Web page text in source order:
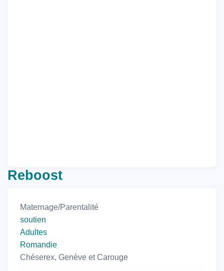
Reboost
Maternage/Parentalité
soutien
Adultes
Romandie
Chéserex, Genève et Carouge